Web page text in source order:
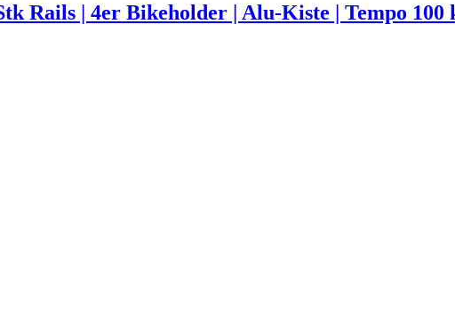
Rails | 4er Bikeholder | Alu-Kiste | Tempo